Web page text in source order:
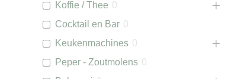
Koffie / Thee 0
Cocktail en Bar 0
Keukenmachines 0
Peper - Zoutmolens 0